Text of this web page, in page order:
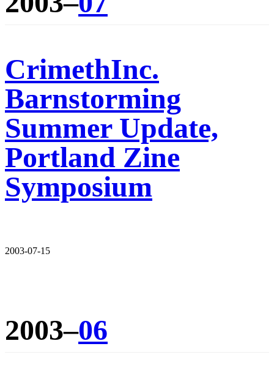
CrimethInc.
Barnstorming
Summer Update,
Portland Zine
Symposium
2003-07-15
2003–06